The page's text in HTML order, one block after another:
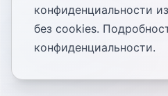
конфиденциальности
без cookies.
конфиденциальности.